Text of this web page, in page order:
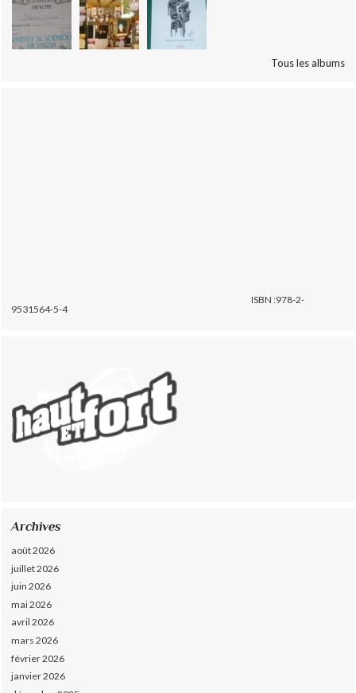
Tous les albums
ISBN :978-2-
9531564-5-4
Archives
août 2026
juillet 2026
juin 2026
mai 2026
avril 2026
mars 2026
février 2026
janvier 2026